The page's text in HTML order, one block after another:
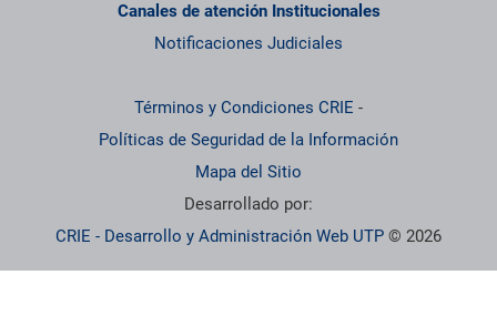
Canales de atención Institucionales
Notificaciones Judiciales
Términos y Condiciones CRIE -
Políticas de Seguridad de la Información
Mapa del Sitio
Desarrollado por:
CRIE - Desarrollo y Administración Web UTP © 2026